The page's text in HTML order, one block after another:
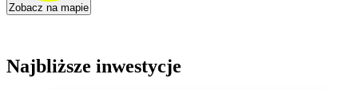
Zobacz na mapie
Najbliższe inwestycje